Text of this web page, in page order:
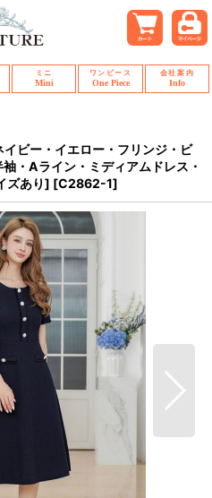
ミニ
Mini
ワンピース
One Piece
会社案内
Info
ビー・イエロー・フリンジ・ビ
・Aライン・ミディアムドレス・
ズあり] [C2862-1]